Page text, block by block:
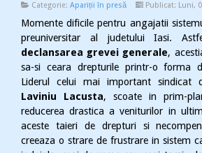
Categorie: Apariții în presă Publicat: Luni,
Momente dificile pentru angajatii
preuniversitar al judetului Iasi.
declansarea grevei generale,
sa-si ceara drepturile printr-o forma
Liderul celui mai important sindicat
Laviniu Lacusta, scoate in prim-
reducerea drastica a veniturilor in
aceste taieri de drepturi si
creeaza o strare de frustrare in sistem